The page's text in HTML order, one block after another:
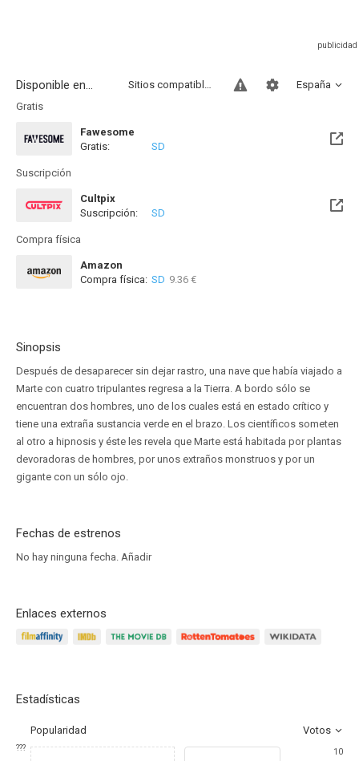
Disponible en... España
Sitios compatibles
Gratis
Fawesome
Gratis:
SD
Suscripción
Cultpix
Suscripción:
SD
Compra física
Amazon
Compra física: SD 9.36 €
Sinopsis
Después de desaparecer sin dejar rastro, una nave que había viajado a
Marte con cuatro tripulantes regresa a la Tierra. A bordo sólo se
encuentran dos hombres, uno de los cuales está en estado crítico y
tiene una extraña sustancia verde en el brazo. Los científicos someten
al otro a hipnosis y éste les revela que Marte está habitada por plantas
devoradoras de hombres, por unos extraños monstruos y por un
gigante con un sólo ojo.
Fechas de estrenos
No hay ninguna fecha. Añadir
Enlaces externos
Estadísticas
Popularidad Votos
???
10